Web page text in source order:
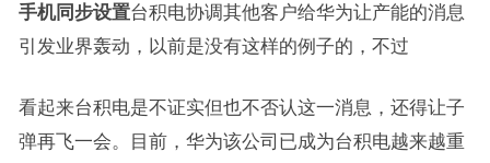
手机同步设置台积电协调其他客户给华为让产能的消息
引发业界轰动，以前是没有这样的例子的，不过
看起来台积电是不证实但也不否认这一消息，还得让子
弹再飞一会。目前，华为该公司已成为台积电越来越重